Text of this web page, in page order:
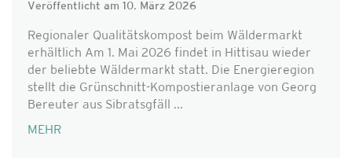
Veröffentlicht am 10. März 2026
Regionaler Qualitätskompost beim Wäldermarkt
erhältlich Am 1. Mai 2026 findet in Hittisau wieder
der beliebte Wäldermarkt statt. Die Energieregion
stellt die Grünschnitt-Kompostieranlage von Georg
Bereuter aus Sibratsgfäll ...
MEHR